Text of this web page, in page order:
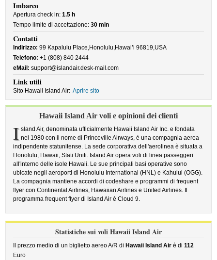
Imbarco
Apertura check in:1.5 h
Tempo limite di accettazione:30 min
Contatti
Indirizzo: 99 Kapalulu Place,Honolulu,Hawai’i 96819,USA
Telefono: +1 (808) 840 2444
eMail: support@islandair.desk-mail.com
Link utili
Sito Hawaii Island Air: Aprire sito
Hawaii Island Air voli e opinioni dei clienti
I sland Air, denominata ufficialmente Hawaii Island Air Inc. e fondata
nel 1980 con il nome di Princeville Airways, è una compagnia aerea
indipendente statunitense. La sede corporativa dell'aerolinea è situata a
Honolulu, Hawaii, Stati Uniti. Island Air opera voli di linea passeggeri
all'interno delle isole Hawaii. Le sue principali basi operative sono
ubicate negli aeroporti di Honolulu International (HNL) e Kahului (OGG).
La compagnia mantiene accordi di codeshare e programmi di frequent
flyer con Continental Airlines, Hawaiian Airlines e United Airlines. Il
programma frequent flyer di Island Air è Cloud 9.
Statistiche sui voli Hawaii Island Air
Il prezzo medio di un biglietto aereo A/R di Hawaii Island Air è di112
Euro